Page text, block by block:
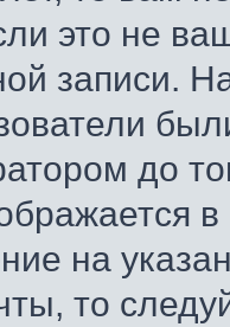
это не
записи.
до
на
то